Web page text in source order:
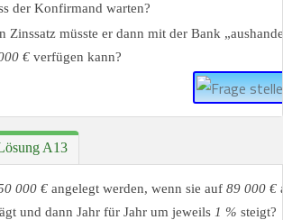
der Konfirmand warten?
Zinssatz müsste er dann mit der Bank
€ verfügen kann?
A13
000 € angelegt werden, wenn sie auf 89 000 €
und dann Jahr für Jahr um jeweils 1 % steigt?